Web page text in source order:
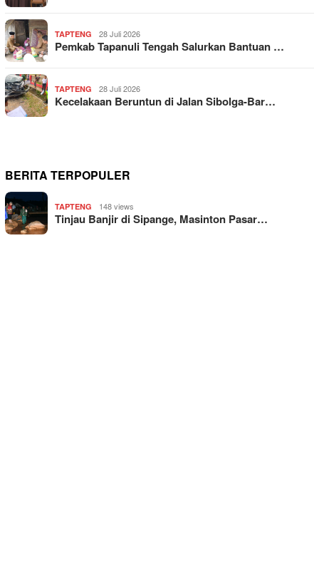
TAPTENG 28 Juli 2026
Pemkab Tapanuli Tengah Salurkan Bantuan …
TAPTENG 28 Juli 2026
Kecelakaan Beruntun di Jalan Sibolga-Bar…
BERITA TERPOPULER
TAPTENG 148 views
Tinjau Banjir di Sipange, Masinton Pasar…